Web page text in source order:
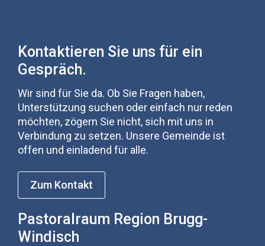
Kontaktieren Sie uns für ein
Gespräch.
Wir sind für Sie da. Ob Sie Fragen haben,
Unterstützung suchen oder einfach nur reden
möchten, zögern Sie nicht, sich mit uns in
Verbindung zu setzen. Unsere Gemeinde ist
offen und einladend für alle.
Zum Kontakt
Pastoralraum Region Brugg-
Windisch